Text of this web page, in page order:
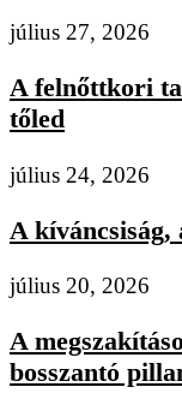
július 27, 2026
A felnőttkori
tőled
július 24, 2026
A
július 20, 2026
A
bosszantó